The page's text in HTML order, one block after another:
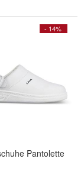
- 14%
Pantolette